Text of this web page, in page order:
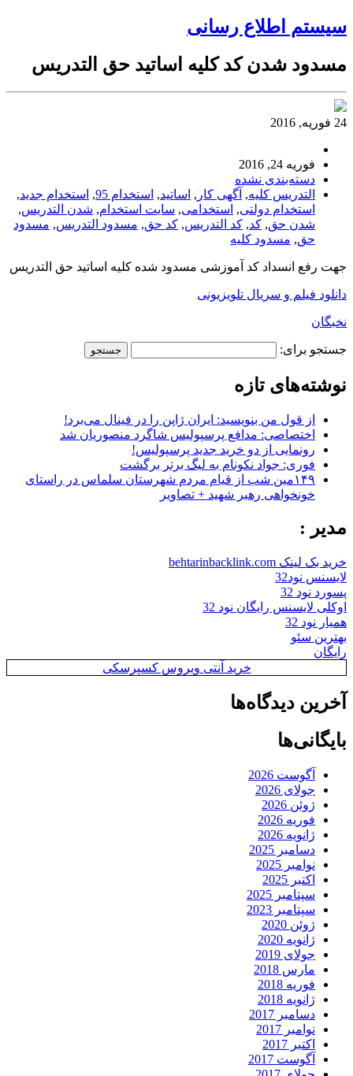
سیستم اطلاع رسانی
مسدود شدن کد کلیه اساتید حق ­التدریس
24 فوریه, 2016
فوریه 24, 2016
دسته‌بندی نشده
­التدریس کلیه, آگهی کار , اساتید, استخدام 95 , استخدام جدید,
استخدام دولتی, استخدامی, سایت استخدام, شدن ­التدریس,
شدن حق, کد, کد ­التدریس, کد حق, مسدود ­التدریس, مسدود
حق, مسدود کلیه
جهت رفع انسداد کد آموزشی مسدود شده کلیه اساتید حق ­التدریس
دانلود فیلم و سریال تلویزیونی
نخبگان
جستجو برای:
نوشته‌های تازه
از قول من بنویسید: ایران ژاپن را در فینال می‌برد!
اختصاصی: مدافع پرسپولیس شاگرد منصوریان شد
رونمایی از دو خرید جدید پرسپولیس!
فوری: جواد نکونام به لیگ برتر برگشت
۱۴۹مین شب از قیام مردم شهرستان سلماس در راستای
خونخواهی رهبر شهید + تصاویر
مدیر :
خرید بک لینک behtarinbacklink.com
لایسنس نود32
پسورد نود 32
اوکلی لایسنس رایگان نود 32
همیار نود 32
بهترین سئو
رایگان
خرید آنتی ویروس کسپرسکی
آخرین دیدگاه‌ها
بایگانی‌ها
آگوست 2026
جولای 2026
ژوئن 2026
فوریه 2026
ژانویه 2026
دسامبر 2025
نوامبر 2025
اکتبر 2025
سپتامبر 2025
سپتامبر 2023
ژوئن 2020
ژانویه 2020
جولای 2019
مارس 2018
فوریه 2018
ژانویه 2018
دسامبر 2017
نوامبر 2017
اکتبر 2017
آگوست 2017